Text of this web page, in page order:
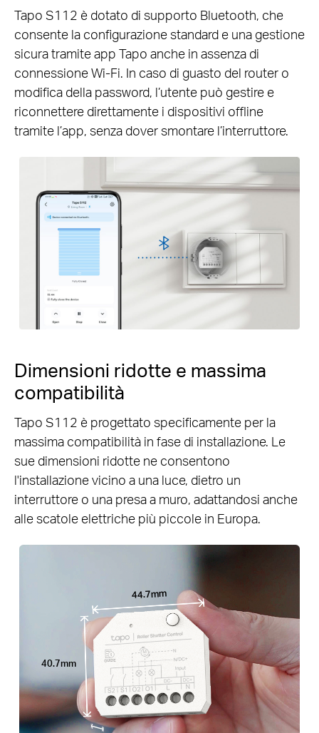
Tapo S112 è dotato di supporto Bluetooth, che
consente la configurazione standard e una gestione
sicura tramite app Tapo anche in assenza di
connessione Wi-Fi. In caso di guasto del router o
modifica della password, l’utente può gestire e
riconnettere direttamente i dispositivi offline
tramite l’app, senza dover smontare l’interruttore.
Dimensioni ridotte e massima
compatibilità
Tapo S112 è progettato specificamente per la
massima compatibilità in fase di installazione. Le
sue dimensioni ridotte ne consentono
l'installazione vicino a una luce, dietro un
interruttore o una presa a muro, adattandosi anche
alle scatole elettriche più piccole in Europa.
44.7mm
40.7mm